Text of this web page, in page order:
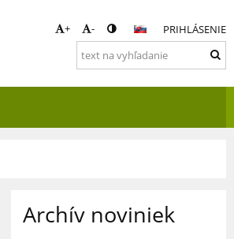
+ - PRIHLÁSENIE
Archív noviniek